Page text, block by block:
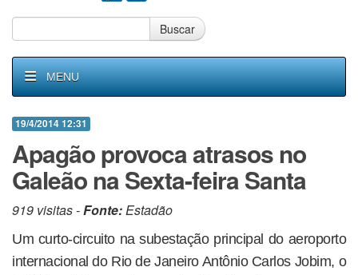
Buscar
MENU
19/4/2014 12:31
Apagão provoca atrasos no
Galeão na Sexta-feira Santa
919 visitas -Fonte:Estadão
Um curto-circuito na subestação principal do aeroporto
internacional do Rio de Janeiro Antônio Carlos Jobim, o